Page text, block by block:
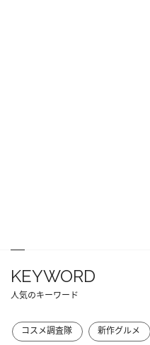
KEYWORD
人気のキーワード
コスメ調査隊 新作グルメ